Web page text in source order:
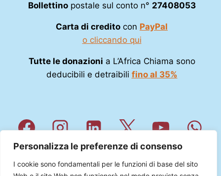
Personalizza le preferenze di consenso
I cookie sono fondamentali per le funzioni di base del sito
Bollettinopostale sul conto n° 27408053
Carta di credito con PayPal
o cliccando qui
Tutte le donazioni a L’Africa Chiama sono
deducibili e detraibili fino al 35%